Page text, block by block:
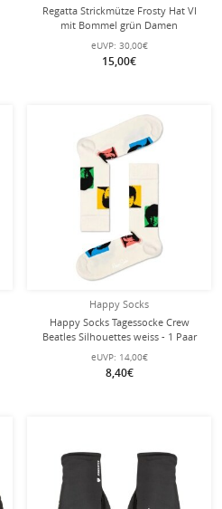
Regatta Strickmütze Frosty Hat VI
mit Bommel grün Damen
eUVP: 30,00€
15,00€
Happy Socks
Happy Socks Tagessocke Crew
Beatles Silhouettes weiss - 1 Paar
eUVP: 14,00€
8,40€